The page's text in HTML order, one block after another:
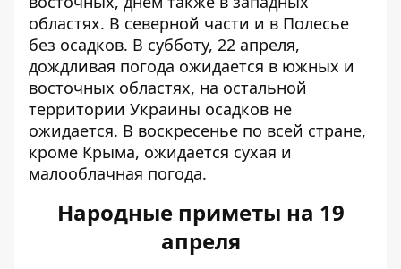
областях. В северной части и в Полесье
без осадков. В субботу, 22 апреля,
дождливая погода ожидается в южных и
восточных областях, на остальной
территории Украины осадков не
ожидается. В воскресенье по всей стране,
кроме Крыма, ожидается сухая и
малооблачная погода.
Народные приметы на 19
апреля